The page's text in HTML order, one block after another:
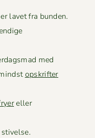
lavet fra bunden.
med
opskrifter
eller